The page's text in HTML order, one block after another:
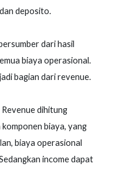
deposito.
dari hasil
biaya operasional.
bagian dari revenue.
dihitung
biaya, yang
biaya operasional
income dapat